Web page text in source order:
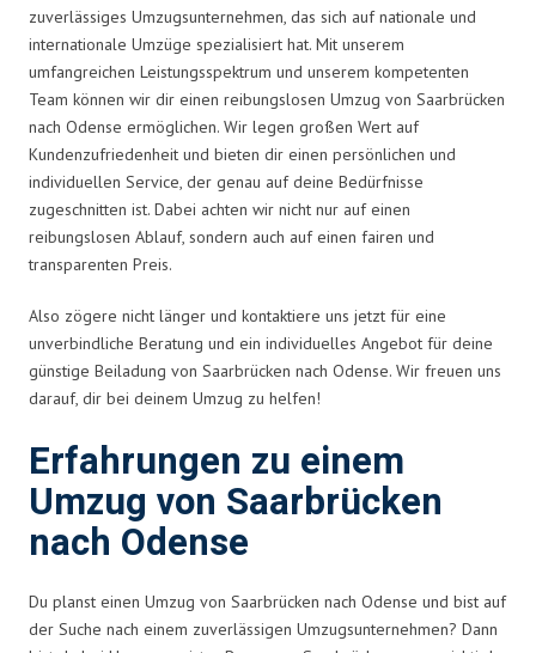
zuverlässiges Umzugsunternehmen, das sich auf nationale und
internationale Umzüge spezialisiert hat. Mit unserem
umfangreichen Leistungsspektrum und unserem kompetenten
Team können wir dir einen reibungslosen Umzug von Saarbrücken
nach Odense ermöglichen. Wir legen großen Wert auf
Kundenzufriedenheit und bieten dir einen persönlichen und
individuellen Service, der genau auf deine Bedürfnisse
zugeschnitten ist. Dabei achten wir nicht nur auf einen
reibungslosen Ablauf, sondern auch auf einen fairen und
transparenten Preis.
Also zögere nicht länger und kontaktiere uns jetzt für eine
unverbindliche Beratung und ein individuelles Angebot für deine
günstige Beiladung von Saarbrücken nach Odense. Wir freuen uns
darauf, dir bei deinem Umzug zu helfen!
Erfahrungen zu einem
Umzug von Saarbrücken
nach Odense
Du planst einen Umzug von Saarbrücken nach Odense und bist auf
der Suche nach einem zuverlässigen Umzugsunternehmen? Dann